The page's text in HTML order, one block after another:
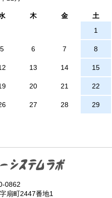
木 金
土
1
5 6 7 8
13 14 15
20 21 22
27 28 29
0862
扇町2447番地1